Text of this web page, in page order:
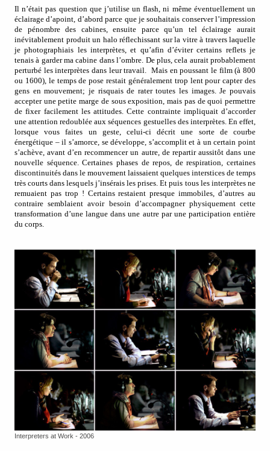
Il n’était pas question que j’utilise un flash, ni même éventuellement un
éclairage d’apoint, d’abord parce que je souhaitais conserver l’impression
de pénombre des cabines, ensuite parce qu’un tel éclairage aurait
inévitablement produit un halo réflechissant sur la vitre à travers laquelle
je photographiais les interprètes, et qu’afin d’éviter certains reflets je
tenais à garder ma cabine dans l’ombre. De plus, cela aurait probablement
perturbé les interprètes dans leur travail. Mais en poussant le film (à 800
ou 1600), le temps de pose restait généralement trop lent pour capter des
gens en mouvement; je risquais de rater toutes les images. Je pouvais
accepter une petite marge de sous exposition, mais pas de quoi permettre
de fixer facilement les attitudes. Cette contrainte impliquait d’accorder
une attention redoublée aux séquences gestuelles des interprètes. En effet,
lorsque vous faites un geste, celui-ci décrit une sorte de courbe
énergétique – il s’amorce, se développe, s’accomplit et à un certain point
s’achève, avant d’en recommencer un autre, de repartir aussitôt dans une
nouvelle séquence. Certaines phases de repos, de respiration, certaines
discontinuités dans le mouvement laissaient quelques interstices de temps
très courts dans lesquels j’insérais les prises. Et puis tous les interprètes ne
remuaient pas trop ! Certains restaient presque immobiles, d’autres au
contraire semblaient avoir besoin d’accompagner physiquement cette
transformation d’une langue dans une autre par une participation entière
du corps.
Interpreters at Work - 2006